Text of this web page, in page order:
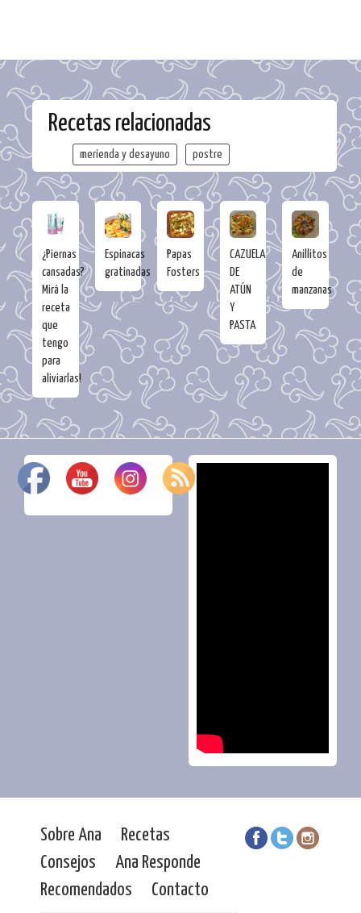
Recetas relacionadas
merienda y desayuno postre
¿Piernas
cansadas?
Mirá la
receta
que
tengo
para
aliviarlas!
Espinacas
gratinadas
Papas
Fosters
CAZUELA
DE
ATÚN
Y
PASTA
Anillitos
de
manzanas
Sobre Ana
Recetas
Consejos
Ana Responde
Recomendados
Contacto